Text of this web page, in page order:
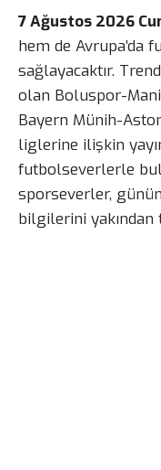
7 Ağustos 2026
hem de Avrupa’da
sağlayacaktır.
olan Boluspor-
Bayern Münih-
liglerine ilişkin
futbolseverlerle
sporseverler,
bilgilerini